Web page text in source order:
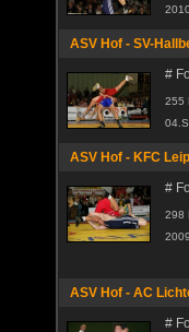
2010
ASV Hof - SV-
#
255
ASV Hof - KFC
#
298
2009
ASV Hof - AC
#